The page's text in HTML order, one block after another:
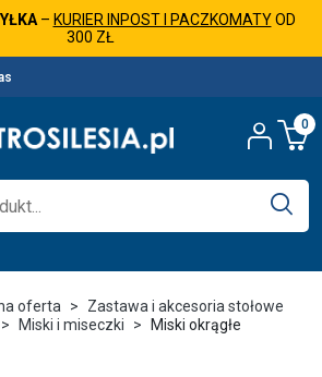
– KURIER INPOST I PACZKOMATYOD
300 ZŁ
0
oferta
Zastawa i akcesoria stołowe
Miski i miseczki Miski okrągłe